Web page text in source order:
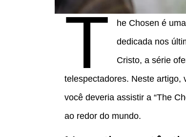
T
he Chosen é
dedicada nos
Cristo, a série
telespectadores. Neste artigo,
você deveria assistir a “The
ao redor do mundo.